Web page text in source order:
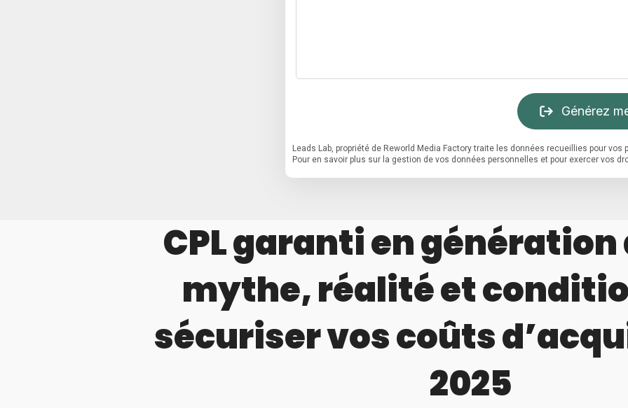
Générez
Leads Lab, propriété de Reworld Media Factory traite les données recueillies pour
Pour en savoir plus sur la gestion de vos données personnelles et pour exercer vos
CPL garanti en génération
mythe, réalité et
sécuriser vos coûts
2025